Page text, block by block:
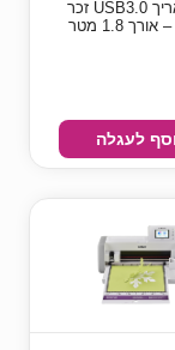
כבל מאריך USB3.0 זכר
1.8 מטר
לעגלה